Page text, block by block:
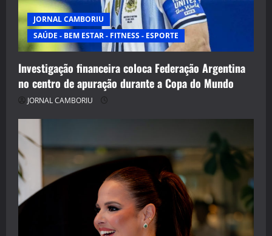
JORNAL CAMBORIU
SAÚDE - BEM ESTAR - FITNESS - ESPORTE
Investigação financeira coloca Federação Argentina
no centro de apuração durante a Copa do Mundo
JORNAL CAMBORIU